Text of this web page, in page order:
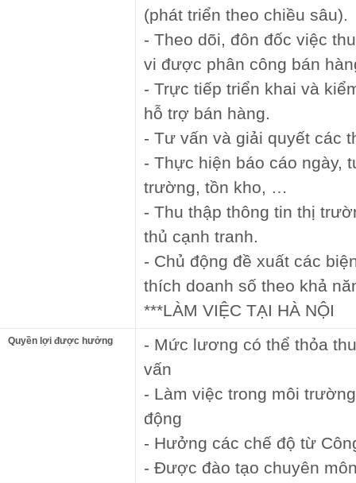
(phát triển theo chiều sâu).
- Theo dõi, đôn đốc việc
vi được phân công bán
- Trực tiếp triển khai và
hỗ trợ bán hàng.
- Tư vấn và giải quyết các
- Thực hiện báo cáo ngày,
trường, tồn kho, …
- Thu thập thông tin thị
thủ cạnh tranh.
- Chủ động đề xuất các
thích doanh số theo khả
***LÀM VIỆC TẠI HÀ NỘI
Quyền lợi được hưởng
- Mức lương có thể thỏa
vấn
- Làm việc trong môi
động
- Hưởng các chế độ từ
- Được đào tạo chuyên